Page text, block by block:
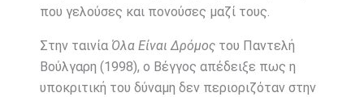
που γελούσες και πονούσες μαζί τους.
Στην ταινία Όλα Είναι Δρόμοςτου Παντελή
Βούλγαρη (1998), ο Βέγγος απέδειξε πως η
υποκριτική του δύναμη δεν περιοριζόταν στην